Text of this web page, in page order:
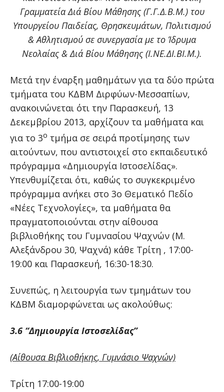
Γραμματεία Διά Βίου Μάθησης (Γ.Γ.Δ.Β.Μ.) του
Υπουργείου Παιδείας, Θρησκευμάτων, Πολιτισμού
& Αθλητισμού σε συνεργασία με το Ίδρυμα
Νεολαίας & Διά Βίου Μάθησης (Ι.ΝΕ.ΔΙ.ΒΙ.Μ.).
Μετά την έναρξη μαθημάτων για τα δύο πρώτα
τμήματα του ΚΔΒΜ Διρφύων-Μεσσαπίων,
ανακοινώνεται ότι την Παρασκευή, 13
Δεκεμβρίου 2013, αρχίζουν τα μαθήματα και
για το 3ο τμήμα σε σειρά προτίμησης των
αιτούντων, που αντιστοιχεί στο εκπαιδευτικό
πρόγραμμα «Δημιουργία Ιστοσελίδας».
Υπενθυμίζεται ότι, καθώς το συγκεκριμένο
πρόγραμμα ανήκει στο 3ο Θεματικό Πεδίο
«Νέες Τεχνολογίες», τα μαθήματα θα
πραγματοποιούνται στην αίθουσα
βιβλιοθήκης του Γυμνασίου Ψαχνών (Μ.
Αλεξάνδρου 30, Ψαχνά) κάθε Τρίτη , 17:00-
19:00 και Παρασκευή, 16:30-18:30.
Συνεπώς, η λειτουργία των τμημάτων του
ΚΔΒΜ διαμορφώνεται ως ακολούθως:
3.6 “Δημιουργία Ιστοσελίδας”
(Αίθουσα Βιβλιοθήκης, Γυμνάσιο Ψαχνών)
Τρίτη 17:00-19:00